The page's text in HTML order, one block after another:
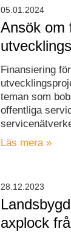
Ansök om
Finansiering
teman som
offentliga
Läs mera »
05.01.2024
axplock
28.12.2023